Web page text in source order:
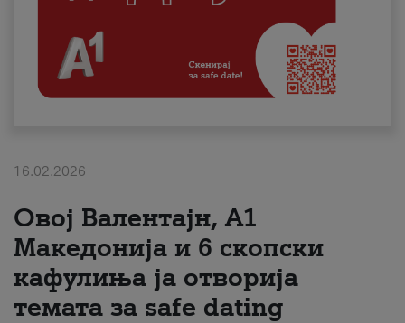
Поддршка
Надополни кредит
Плати сметка
#ПодобарОнлајн
16.02.2026
Овој Валентајн, A1
Македонија и 6 скопски
кафулиња ја отворија
темата за safe dating